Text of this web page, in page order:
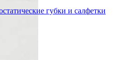
губки и салфетки